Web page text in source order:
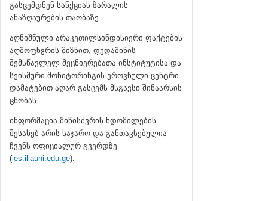
გასცემდნენ სანქციას ზარალის
ანაზღაურების თაობაზე.
აღნიშნული არაკეთილსინდისიერი ფაქტების
აღმოფხვრის მიზნით, დედამიწის
შემსწავლელ მეცნიერებათა ინსტიტუტისა და
სეისმური მონიტორინგის ეროვნული ცენტრი
დამატებით აღარ გასცემს მსგავსი შინაარსის
ცნობას.
ინფორმაცია მიწისძვრის ხდომილების
შესახებ არის საჯარო და განთავსებულია
ჩვენს ოფიციალურ გვერდზე
(ies.iliauni.edu.ge).